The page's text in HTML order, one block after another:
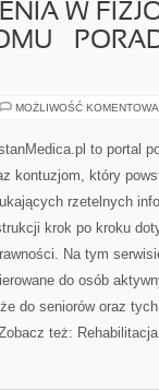
W
–
MOŻLIWOŚĆ
to portal
kontuzjom, który
rzetelnych
krok po kroku
Na tym
do osób
do seniorów oraz
też: